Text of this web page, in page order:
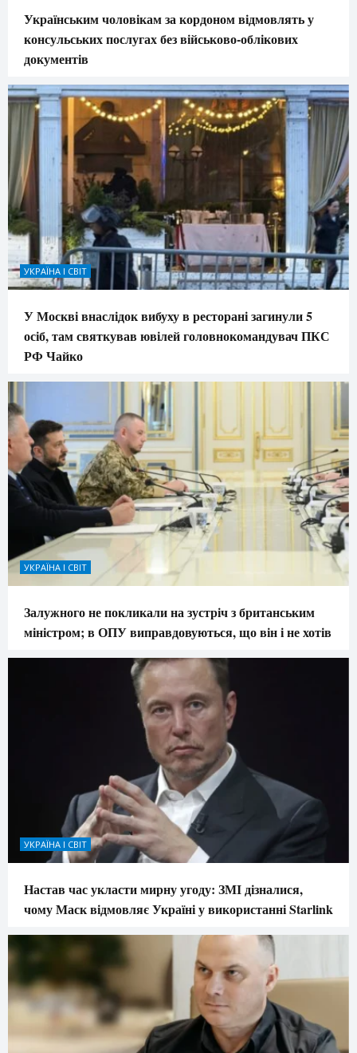
Українським чоловікам за кордоном відмовлять у
консульських послугах без військово-облікових
документів
УКРАЇНА І СВІТ
У Москві внаслідок вибуху в ресторані загинули 5
осіб, там святкував ювілей головнокомандувач ПКС
РФ Чайко
УКРАЇНА І СВІТ
Залужного не покликали на зустріч з британським
міністром; в ОПУ виправдовуються, що він і не хотів
УКРАЇНА І СВІТ
Настав час укласти мирну угоду: ЗМІ дізналися,
чому Маск відмовляє Україні у використанні Starlink